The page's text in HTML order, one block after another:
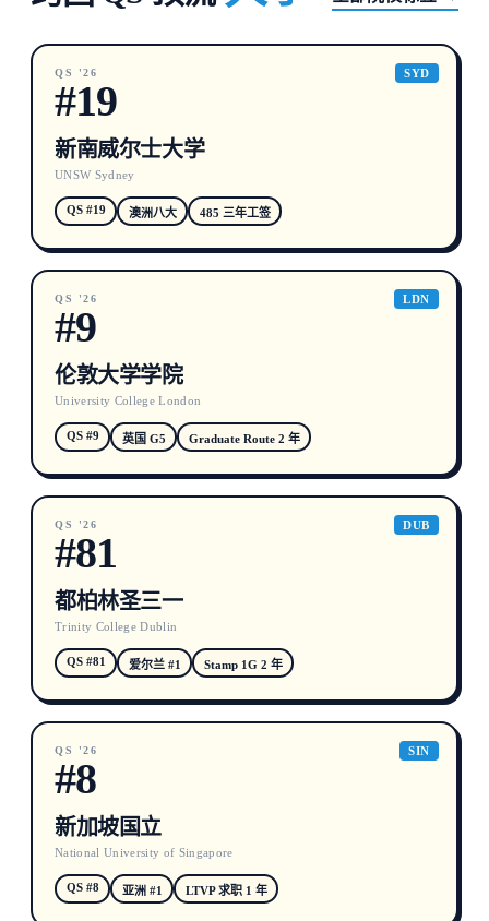
SYD
QS '26
#19
新南威尔士大学
UNSW Sydney
QS #19 澳洲八大 485 三年工签
LDN
QS '26
#9
伦敦大学学院
University College London
QS #9 英国 G5 Graduate Route 2 年
DUB
QS '26
#81
都柏林圣三一
Trinity College Dublin
QS #81 爱尔兰 #1 Stamp 1G 2 年
SIN
QS '26
#8
新加坡国立
National University of Singapore
QS #8 亚洲 #1 LTVP 求职 1 年